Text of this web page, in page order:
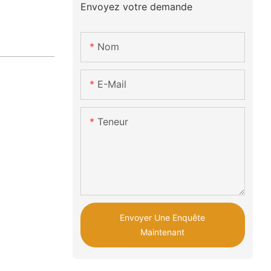
Envoyez votre demande
Nom
E-Mail
Teneur
Envoyer Une Enquête
Maintenant